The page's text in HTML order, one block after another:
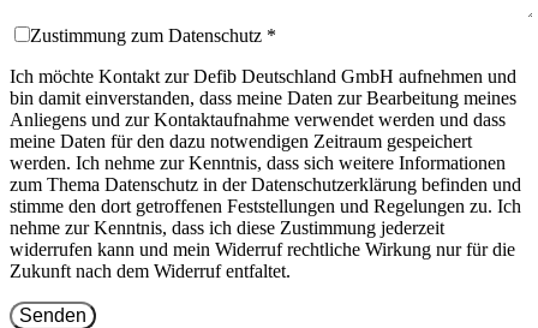
Zustimmung zum Datenschutz *
Ich möchte Kontakt zur Defib Deutschland GmbH aufnehmen und
bin damit einverstanden, dass meine Daten zur Bearbeitung meines
Anliegens und zur Kontaktaufnahme verwendet werden und dass
meine Daten für den dazu notwendigen Zeitraum gespeichert
werden. Ich nehme zur Kenntnis, dass sich weitere Informationen
zum Thema Datenschutz in der Datenschutzerklärung befinden und
stimme den dort getroffenen Feststellungen und Regelungen zu. Ich
nehme zur Kenntnis, dass ich diese Zustimmung jederzeit
widerrufen kann und mein Widerruf rechtliche Wirkung nur für die
Zukunft nach dem Widerruf entfaltet.
Senden